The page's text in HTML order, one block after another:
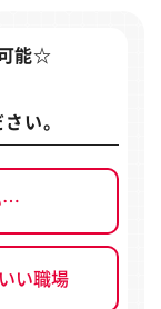
能☆
い。
…
い職場